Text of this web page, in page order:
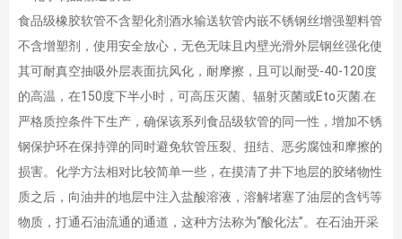
食品级橡胶软管不含塑化剂酒水输送软管内嵌不锈钢丝增强塑料管
不含增塑剂，使用安全放心，无色无味且内壁光滑外层钢丝强化使
其可耐真空抽吸外层表面抗风化，耐摩擦，且可以耐受-40-120度
的高温，在150度下半小时，可高压灭菌、辐射灭菌或Eto灭菌.在
严格质控条件下生产，确保该系列食品级软管的同一性，增加不锈
钢保护环在保持弹的同时避免软管压裂、扭结、恶劣腐蚀和摩擦的
损害。化学方法相对比较简单一些，在摸清了井下地层的胶绪物性
质之后，向油井的地层中注入盐酸溶液，溶解堵塞了油层的含钙等
物质，打通石油流通的通道，这种方法称为“酸化法”。在石油开采